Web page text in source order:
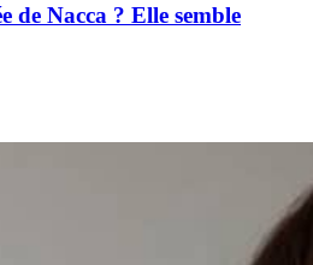
de Nacca ? Elle semble